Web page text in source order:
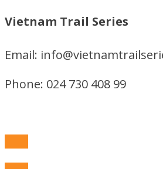
Vietnam Trail Series
Email:
Phone: 024 730 408 99